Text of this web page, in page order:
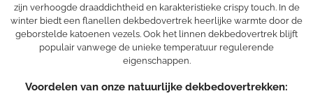
zijn verhoogde draaddichtheid en karakteristieke crispy touch. In de
winter biedt een flanellen dekbedovertrek heerlijke warmte door de
geborstelde katoenen vezels. Ook het linnen dekbedovertrek blijft
populair vanwege de unieke temperatuur regulerende
eigenschappen.
Voordelen van onze natuurlijke dekbedovertrekken: